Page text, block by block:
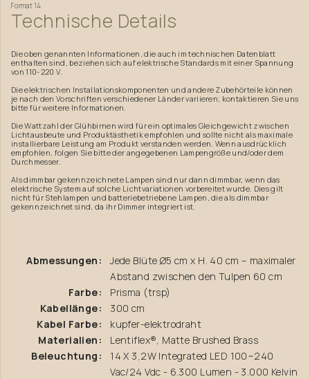
Format 14
Technische Details
Die oben genannten Informationen, die auch im technischen Datenblatt
enthalten sind, beziehen sich auf elektrische Standards mit einer Spannung
von 110-220 V.
Die elektrischen Installationskomponenten und andere Zubehörteile können
je nach den Vorschriften verschiedener Länder variieren; kontaktieren Sie uns
bitte für weitere Informationen.
Die Wattzahl der Glühbirnen wird für ein optimales Gleichgewicht zwischen
Lichtausbeute und Produktästhetik empfohlen und sollte nicht als maximale
installierbare Leistung am Produkt verstanden werden. Wenn ausdrücklich
empfohlen, folgen Sie bitte der angegebenen Lampengröße und/oder dem
Durchmesser.
Als dimmbar gekennzeichnete Lampen sind nur dann dimmbar, wenn das
elektrische System auf solche Lichtvariationen vorbereitet wurde. Dies gilt
nicht für Stehlampen und batteriebetriebene Lampen, die als dimmbar
gekennzeichnet sind, da ihr Dimmer integriert ist.
Abmessungen:
Jede Blüte Ø5 cm x H. 40 cm – maximaler
Abstand zwischen den Tulpen 60 cm
Farbe:
Prisma (trsp)
Kabellänge:
300 cm
Kabel Farbe:
kupfer-elektrodraht
Materialien:
Lentiflex®, Matte Brushed Brass
Beleuchtung:
14 X 3,2W Integrated LED 100~240
Vac/24 Vdc - 6.300 Lumen - 3.000 Kelvin